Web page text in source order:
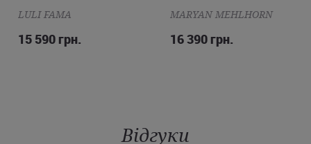
LULI FAMA
15 590 грн.
MARYAN MEHLHORN
16 390 грн.
Відгуки